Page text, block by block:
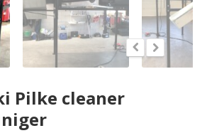
Pilke cleaner